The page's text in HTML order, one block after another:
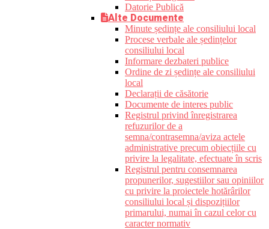
Datorie Publică
Alte Documente
Minute ședințe ale consiliului local
Procese verbale ale ședințelor
consiliului local
Informare dezbateri publice
Ordine de zi ședințe ale consiliului
local
Declarații de căsătorie
Documente de interes public
Registrul privind înregistrarea
refuzurilor de a
semna/contrasemna/aviza actele
administrative precum obiecțiile cu
privire la legalitate, efectuate în scris
Registrul pentru consemnarea
propunerilor, sugestiilor sau opiniilor
cu privire la proiectele hotărârilor
consiliului local și dispozițiilor
primarului, numai în cazul celor cu
caracter normativ